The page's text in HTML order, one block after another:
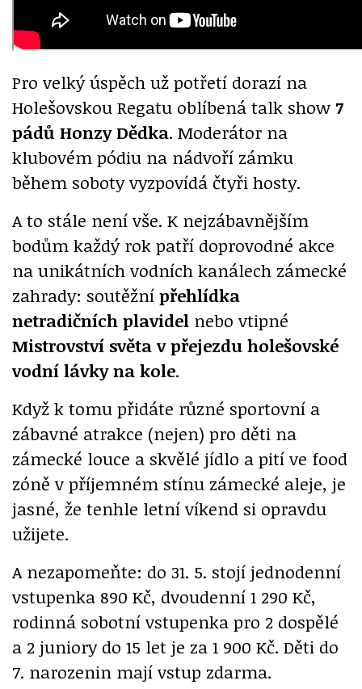
Pro velký úspěch už potřetí dorazí na
Holešovskou Regatu oblíbená talk show 7
pádů Honzy Dědka. Moderátor na
klubovém pódiu na nádvoří zámku
během soboty vyzpovídá čtyři hosty.
A to stále není vše. K nejzábavnějším
bodům každý rok patří doprovodné akce
na unikátních vodních kanálech zámecké
zahrady: soutěžní přehlídka
netradičních plavidel nebo vtipné
Mistrovství světa v přejezdu holešovské
vodní lávky na kole.
Když k tomu přidáte různé sportovní a
zábavné atrakce (nejen) pro děti na
zámecké louce a skvělé jídlo a pití ve food
zóně v příjemném stínu zámecké aleje, je
jasné, že tenhle letní víkend si opravdu
užijete.
A nezapomeňte: do 31. 5. stojí jednodenní
vstupenka 890 Kč, dvoudenní 1 290 Kč,
rodinná sobotní vstupenka pro 2 dospělé
a 2 juniory do 15 let je za 1 900 Kč. Děti do
7. narozenin mají vstup zdarma.